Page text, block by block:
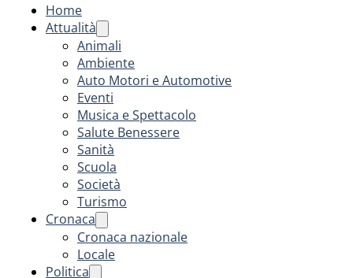
Home
Attualità
Animali
Ambiente
Auto Motori e Automotive
Eventi
Musica e Spettacolo
Salute Benessere
Sanità
Scuola
Società
Turismo
Cronaca
Cronaca nazionale
Locale
Politica